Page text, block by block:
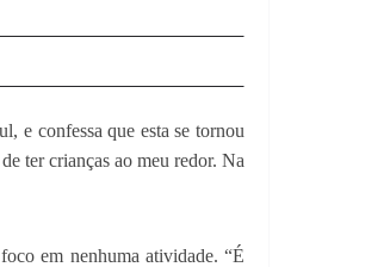
e confessa que esta se tornou
ter crianças ao meu redor. Na
em nenhuma atividade. “É